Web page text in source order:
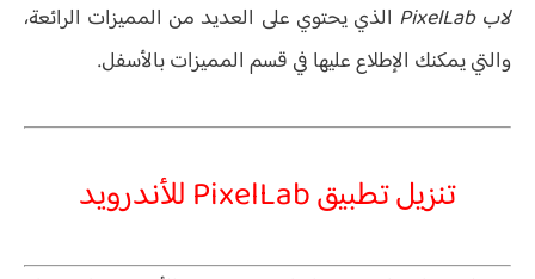
لاب PixelLab
الذي يحتوي على العديد من المميزات الرائعة،
والتي يمكنك الإطلاع عليها في قسم المميزات بالأسفل.
تنزيل تطبيق PixelLab للأندرويد